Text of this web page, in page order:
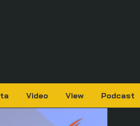
Video View Podcast